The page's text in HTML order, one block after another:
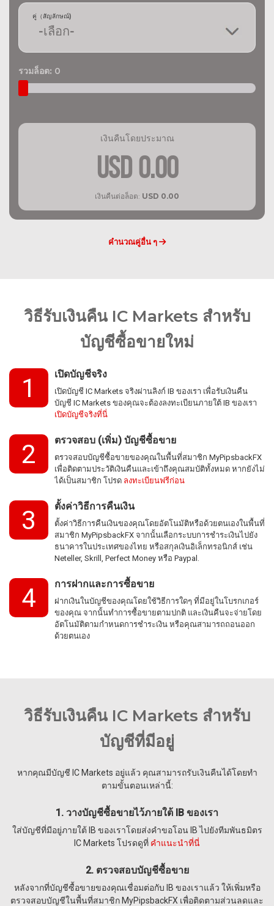
คู่（สัญลักษณ์)
รวมล็อต: 0
เงินคืนโดยประมาณ
USD 0.00
เงินคืนต่อล็อต: USD 0.00
คำนวณคู่อื่น ๆ
วิธีรับเงินคืน IC Markets สำหรับ
บัญชีซื้อขายใหม่
1 เปิดบัญชีจริง
เปิดบัญชี IC Markets จริงผ่านลิงก์ IB ของเรา เพื่อรับเงินคืน
บัญชี IC Markets ของคุณจะต้องลงทะเบียนภายใต้ IB ของเรา
เปิดบัญชีจริงที่นี่
2 ตรวจสอบ (เพิ่ม) บัญชีซื้อขาย
ตรวจสอบบัญชีซื้อขายของคุณในพื้นที่สมาชิก MyPipsbackFX
เพื่อติดตามประวัติเงินคืนและเข้าถึงคุณสมบัติทั้งหมด หากยังไม่
ได้เป็นสมาชิก โปรด ลงทะเบียนฟรีก่อน
3 ตั้งค่าวิธีการคืนเงิน
ตั้งค่าวิธีการคืนเงินของคุณโดยอัตโนมัติหรือด้วยตนเองในพื้นที่
สมาชิก MyPipsbackFX จากนั้นเลือกระบบการชำระเงินไปยัง
ธนาคารในประเทศของไทย หรือสกุลเงินอิเล็กทรอนิกส์ เช่น
Neteller, Skrill, Perfect Money หรือ Paypal.
4 การฝากและการซื้อขาย
ฝากเงินในบัญชีของคุณโดยใช้วิธีการใดๆ ที่มีอยู่ในโบรกเกอร์
ของคุณ จากนั้นทำการซื้อขายตามปกติ และเงินคืนจะจ่ายโดย
อัตโนมัติตามกำหนดการชำระเงิน หรือคุณสามารถถอนออก
ด้วยตนเอง
วิธีรับเงินคืน IC Markets สำหรับ
บัญชีที่มีอยู่
หากคุณมีบัญชี IC Markets อยู่แล้ว คุณสามารถรับเงินคืนได้โดยทำ
ตามขั้นตอนเหล่านี้:
1. วางบัญชีซื้อขายไว้ภายใต้ IB ของเรา
ใส่บัญชีที่มีอยู่ภายใต้ IB ของเราโดยส่งคำขอโอน IB ไปยังทีมพันธมิตร
IC Markets โปรดดูที่ คำแนะนำที่นี่
2. ตรวจสอบบัญชีซื้อขาย
หลังจากที่บัญชีซื้อขายของคุณเชื่อมต่อกับ IB ของเราแล้ว ให้เพิ่มหรือ
ตรวจสอบบัญชีในพื้นที่สมาชิก MyPipsbackFX เพื่อติดตามส่วนลดและ